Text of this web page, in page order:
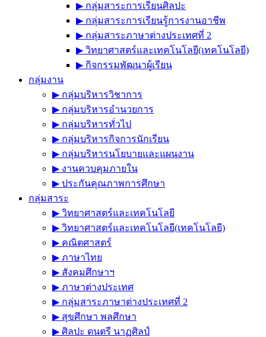
▶︎ กลุ่มสาระการเรียนศิลปะ
▶︎ กลุ่มสาระการเรียนรู้การงานอาชีพ
▶︎ กลุ่มสาระภาษาต่างประเทศที่ 2
▶︎ วิทยาศาสตร์และเทคโนโลยี(เทคโนโลยี)
▶︎ กิจกรรมพัฒนาผู้เรียน
กลุ่มงาน
▶︎ กลุ่มบริหารวิชาการ
▶︎ กลุ่มบริหารอำนวยการ
▶︎ กลุ่มบริหารทั่วไป
▶︎ กลุ่มบริหารกิจการนักเรียน
▶︎ กลุ่มบริหารนโยบายและแผนงาน
▶︎ งานควบคุมภายใน
▶︎ ประกันคุณภาพการศึกษา
กลุ่มสาระ
▶︎ วิทยาศาสตร์และเทคโนโลยี
▶︎ วิทยาศาสตร์และเทคโนโลยี(เทคโนโลยี)
▶︎ คณิตศาสตร์
▶︎ ภาษาไทย
▶︎ สังคมศึกษาฯ
▶︎ ภาษาต่างประเทศ
▶︎ กลุ่มสาระภาษาต่างประเทศที่ 2
▶︎ สุขศึกษา พลศึกษา
▶︎ ศิลปะ ดนตรี นาฏศิลป์